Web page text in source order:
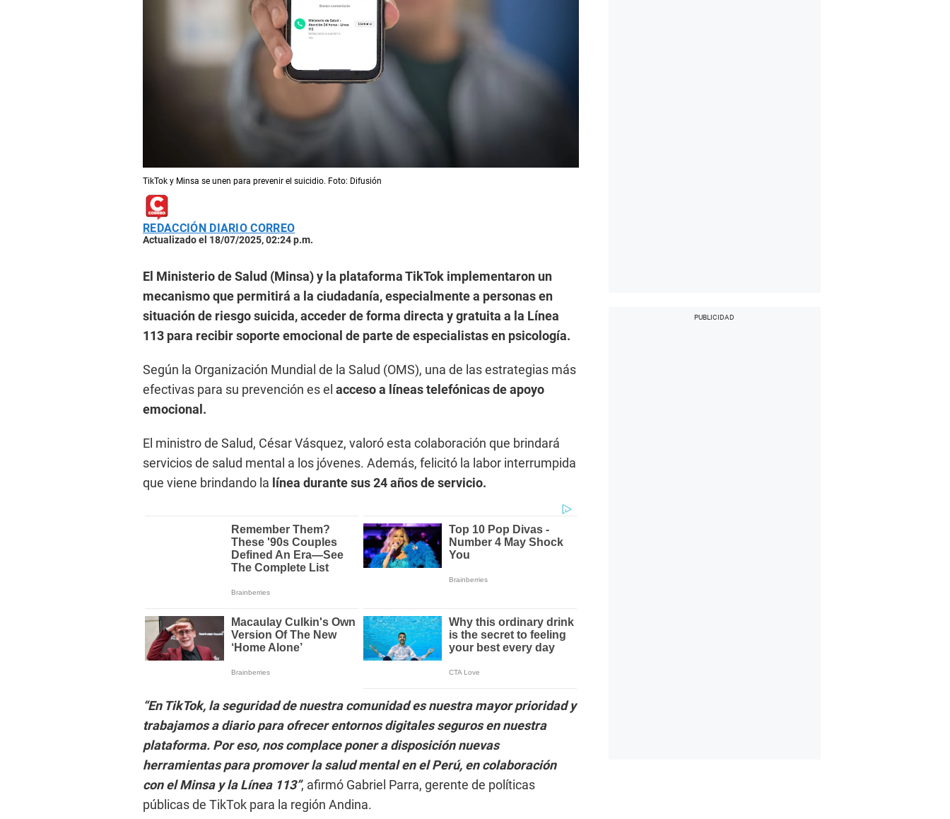
TikTok y Minsa se unen para prevenir el suicidio. Foto: Difusión
REDACCIÓN DIARIO CORREO
Actualizado el 18/07/2025, 02:24 p.m.
El Ministerio de Salud (Minsa) y la plataforma TikTok implementaron un
mecanismo que permitirá a la ciudadanía, especialmente a personas en
situación de riesgo suicida, acceder de forma directa y gratuita a la Línea
113 para recibir soporte emocional de parte de especialistas en psicología.
Según la Organización Mundial de la Salud (OMS), una de las estrategias más
efectivas para su prevención es el acceso a líneas telefónicas de apoyo
emocional.
El ministro de Salud, César Vásquez, valoró esta colaboración que brindará
servicios de salud mental a los jóvenes. Además, felicitó la labor interrumpida
que viene brindando la línea durante sus 24 años de servicio.
“En TikTok, la seguridad de nuestra comunidad es nuestra mayor prioridad y
trabajamos a diario para ofrecer entornos digitales seguros en nuestra
plataforma. Por eso, nos complace poner a disposición nuevas
herramientas para promover la salud mental en el Perú, en colaboración
con el Minsa y la Línea 113”, afirmó Gabriel Parra, gerente de políticas
públicas de TikTok para la región Andina.